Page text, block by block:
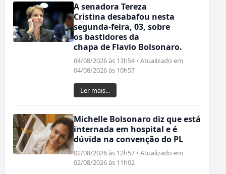
A senadora Tereza
Cristina desabafou nesta
segunda-feira, 03, sobre
os bastidores da
chapa de Flavio Bolsonaro.
04/08/2026 às 13h54 • Atualizado em
04/08/2026 às 10h57
Ler mais...
Michelle Bolsonaro diz que está
internada em hospital e é
dúvida na convenção do PL
02/08/2026 às 12h57 • Atualizado em
02/08/2026 às 11h02